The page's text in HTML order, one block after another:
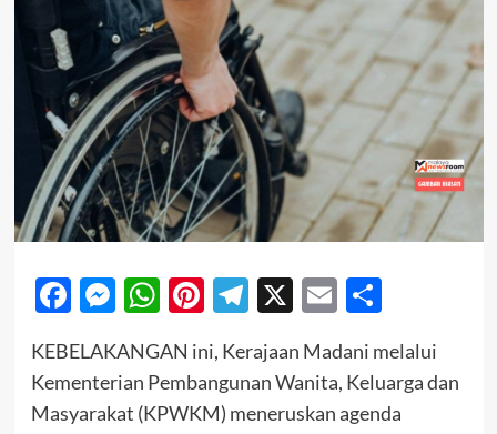
Facebook
Messenger
WhatsApp
Pinterest
Telegram
X EmailShare
KEBELAKANGAN ini, Kerajaan Madani melalui
Kementerian Pembangunan Wanita, Keluarga dan
Masyarakat (KPWKM) meneruskan agenda